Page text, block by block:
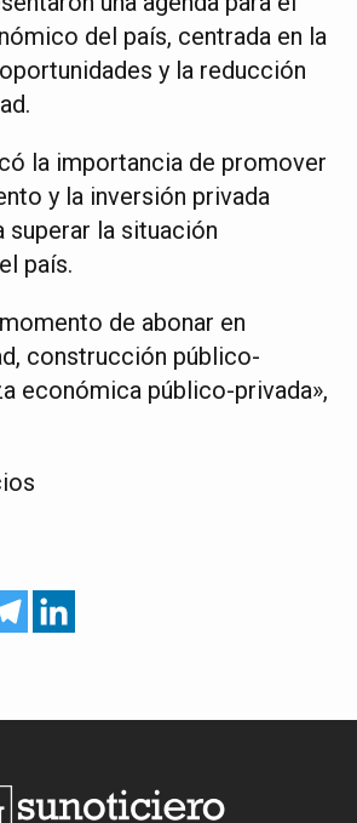
del país, centrada en la
y la reducción
la importancia de promover
y la inversión privada
superar la situación
país.
de abonar en
construcción público-
económica público-privada»,